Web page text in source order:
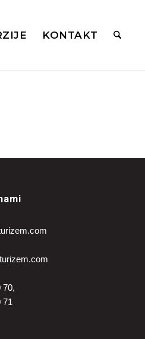
KONTAKT
70,
71